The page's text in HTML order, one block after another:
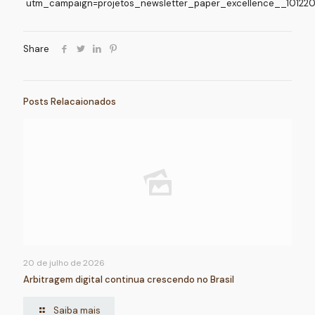
Share
Posts Relacaionados
20 de julho de 2026
Arbitragem digital continua crescendo no Brasil
Saiba mais